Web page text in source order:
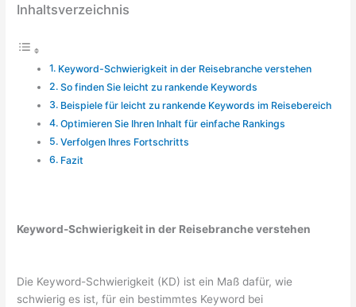
Inhaltsverzeichnis
Keyword-Schwierigkeit in der Reisebranche verstehen
So finden Sie leicht zu rankende Keywords
Beispiele für leicht zu rankende Keywords im Reisebereich
Optimieren Sie Ihren Inhalt für einfache Rankings
Verfolgen Ihres Fortschritts
Fazit
Keyword-Schwierigkeit in der Reisebranche verstehen
Die Keyword-Schwierigkeit (KD) ist ein Maß dafür, wie
schwierig es ist, für ein bestimmtes Keyword bei